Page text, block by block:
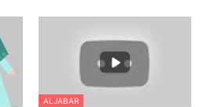
ALJABAR